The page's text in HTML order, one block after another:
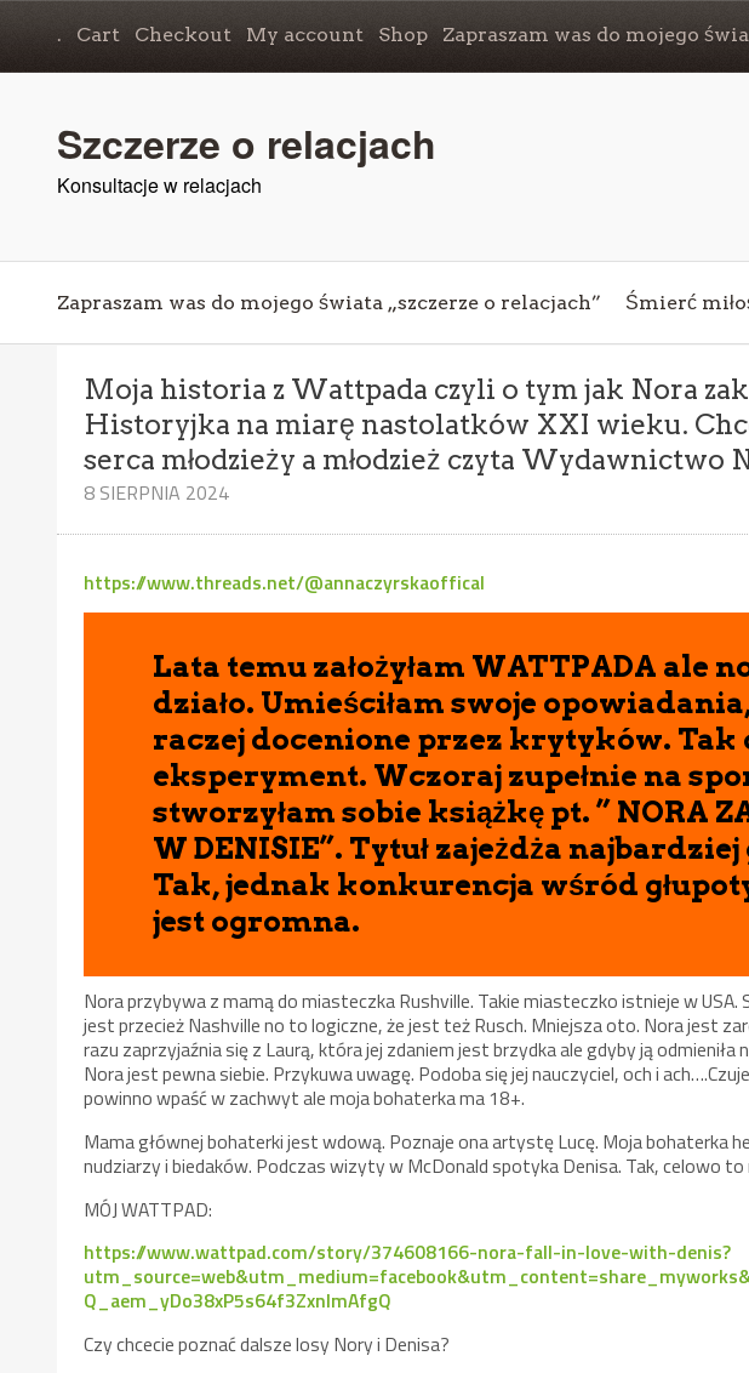
. Cart Checkout My account Shop Zapraszam was do mojego
Szczerze o relacjach
Konsultacje w relacjach
Zapraszam was do mojego świata „szczerze o relacjach” Śmierć
Moja historia z Wattpada czyli o tym jak Nora
Historyjka na miarę nastolatków XXI wieku.
serca młodzieży a młodzież czyta Wydawnictwo
8 SIERPNIA 2024
https://www.threads.net/@annaczyrskaoffical
Lata temu założyłam WATTPADA ale
działo. Umieściłam swoje
raczej docenione przez krytyków. Tak
eksperyment. Wczoraj zupełnie na
stworzyłam sobie książkę pt. ” NORA
W DENISIE”. Tytuł zajeżdża
Tak, jednak konkurencja wśród
jest ogromna.
Nora przybywa z mamą do miasteczka Rushville. Takie miasteczko istnieje w USA.
jest przecież Nashville no to logiczne, że jest też Rusch. Mniejsza oto. Nora jest
razu zaprzyjaźnia się z Laurą, która jej zdaniem jest brzydka ale gdyby ją odmieniła
Nora jest pewna siebie. Przykuwa uwagę. Podoba się jej nauczyciel, och i
powinno wpaść w zachwyt ale moja bohaterka ma 18+.
Mama głównej bohaterki jest wdową. Poznaje ona artystę Lucę. Moja
nudziarzy i biedaków. Podczas wizyty w McDonald spotyka Denisa. Tak, celowo to
MÓJ WATTPAD:
https://www.wattpad.com/story/374608166-nora-fall-in-love-with-denis?
Q_aem_yDo38xP5s64f3ZxnImAfgQ
Czy chcecie poznać dalsze losy Nory i Denisa?